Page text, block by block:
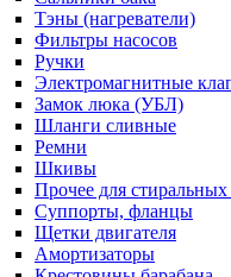
Тэны (нагреватели)
Фильтры насосов
Ручки
Электромагнитные
Замок люка (УБЛ)
Шланги сливные
Ремни
Шкивы
Прочее для
Суппорты, фланцы
Щетки двигателя
Амортизаторы